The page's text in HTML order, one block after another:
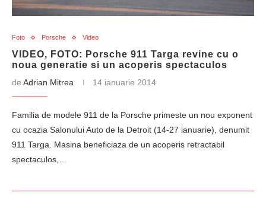
Foto Porsche Video
VIDEO, FOTO: Porsche 911 Targa revine cu o
noua generatie si un acoperis spectaculos
de Adrian Mitrea 14 ianuarie 2014
Familia de modele 911 de la Porsche primeste un nou exponent
cu ocazia Salonului Auto de la Detroit (14-27 ianuarie), denumit
911 Targa. Masina beneficiaza de un acoperis retractabil
spectaculos,…